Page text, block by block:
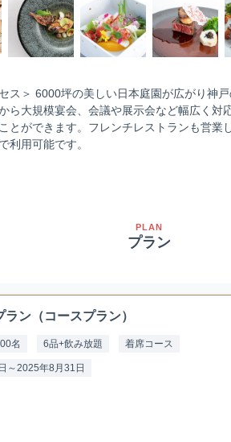
ス＞ 6000坪の美しい日本庭園が広がり神
ら大規模宴会、会議や展示会など幅広く対
とができます。フレンチレストランも営業
利用可能です。
PLAN
プラン
ン（コースプラン）
名 6品+飲み放題 着席コース
～2025年8月31日